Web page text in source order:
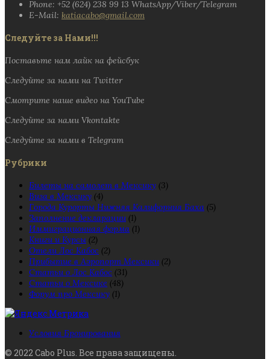
Phone: +52 (624) 238 99 13 WhatsApp/Viber/Telegram
E-Mail: katiacabo@gmail.com
Следуйте за Нами!!!
Поставьте нам лайк на фейсбук
Следуйте за нами на Twitter
Смотрите наше видео на YouTube
Следуйте за нами Vkontakte
Следуйте за нами в Telegram
Рубрики
Билеты на самолет в Мексику (3)
Виза в Мексику (4)
Города Курорты Нижняя Калифорния Баха (5)
Заполнение декларации (1)
Иммиграционная форма (1)
Книги и Курсы (2)
Отели Лос Кабос (2)
Прибытие в Аэропорт Мексики (2)
Статьи о Лос Кабос (31)
Статьи о Мексике (48)
Форум про Мексику (1)
Условия Бронирования
© 2022 Cabo Plus. Все права защищены.